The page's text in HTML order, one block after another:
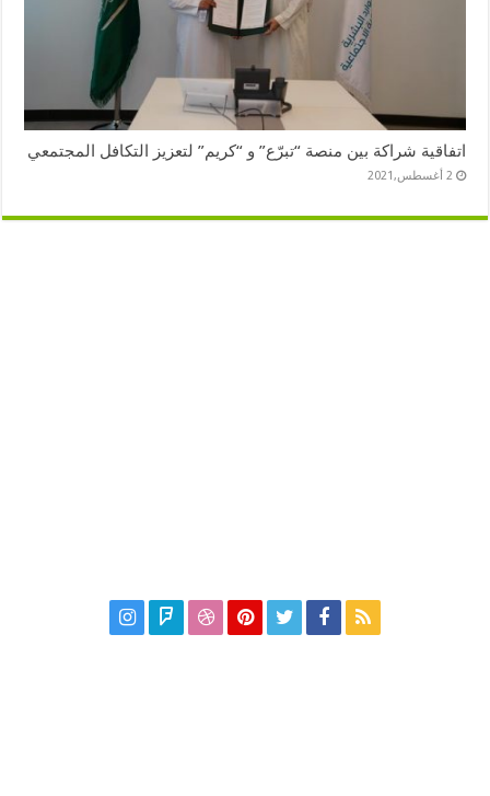
اتفاقية شراكة بين منصة “تبرّع” و “كريم” لتعزيز التكافل المجتمعي
2 أغسطس,2021